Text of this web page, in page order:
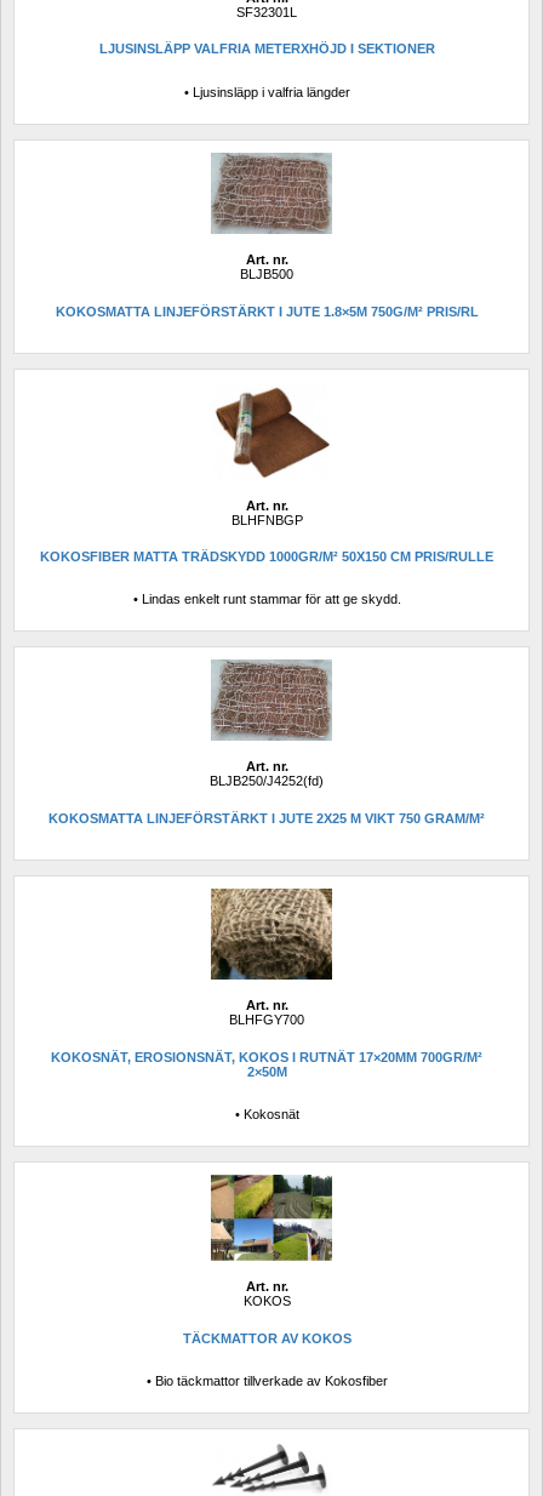
SF32301L
LJUSINSLÄPP VALFRIA METERXHÖJD I SEKTIONER
• Ljusinsläpp i valfria längder
Art. nr.
BLJB500
KOKOSMATTA LINJEFÖRSTÄRKT I JUTE 1.8×5M 750G/M² PRIS/RL
Art. nr.
BLHFNBGP
KOKOSFIBER MATTA TRÄDSKYDD 1000GR/M² 50X150 CM PRIS/RULLE
• Lindas enkelt runt stammar för att ge skydd.
Art. nr.
BLJB250/J4252(fd)
KOKOSMATTA LINJEFÖRSTÄRKT I JUTE 2X25 M VIKT 750 GRAM/M²
Art. nr.
BLHFGY700
KOKOSNÄT, EROSIONSNÄT, KOKOS I RUTNÄT 17×20MM 700GR/M²
2×50M
• Kokosnät
Art. nr.
KOKOS
TÄCKMATTOR AV KOKOS
• Bio täckmattor tillverkade av Kokosfiber